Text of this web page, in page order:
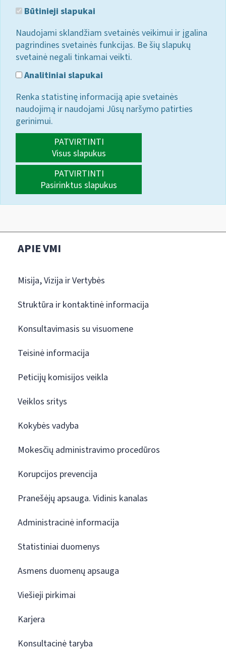
Būtinieji slapukai
Naudojami sklandžiam svetainės veikimui ir įgalina
pagrindines svetainės funkcijas. Be šių slapukų
svetainė negali tinkamai veikti.
Analitiniai slapukai
Renka statistinę informaciją apie svetainės
naudojimą ir naudojami Jūsų naršymo patirties
gerinimui.
PATVIRTINTI
Visus slapukus
PATVIRTINTI
Pasirinktus slapukus
APIE VMI
Misija, Vizija ir Vertybės
Struktūra ir kontaktinė informacija
Konsultavimasis su visuomene
Teisinė informacija
Peticijų komisijos veikla
Veiklos sritys
Kokybės vadyba
Mokesčių administravimo procedūros
Korupcijos prevencija
Pranešėjų apsauga. Vidinis kanalas
Administracinė informacija
Statistiniai duomenys
Asmens duomenų apsauga
Viešieji pirkimai
Karjera
Konsultacinė taryba